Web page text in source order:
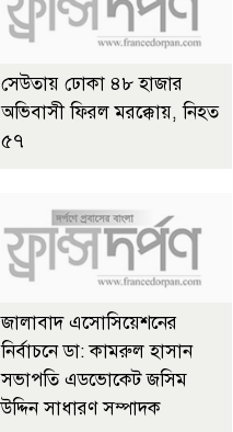
সেউতায় ঢোকা ৪৮ হাজার
অভিবাসী ফিরল মরক্কোয়, নিহত
৫৭
জালাবাদ এসোসিয়েশনের
নির্বাচনে ডা: কামরুল হাসান
সভাপতি এডভোকেট জসিম
উদ্দিন সাধারণ সম্পাদক